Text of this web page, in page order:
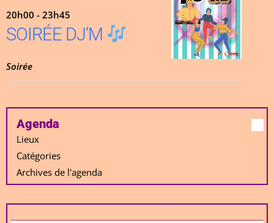
20h00 - 23h45
SOIRÉE DJ’M
Soirée
Agenda
Lieux
Catégories
Archives de l'agenda